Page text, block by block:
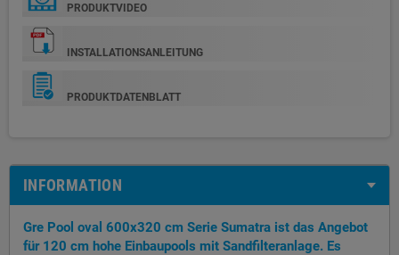
PRODUKTVIDEO
INSTALLATIONSANLEITUNG
PRODUKTDATENBLATT
INFORMATION
Gre Pool oval 600x320 cm Serie Sumatra ist das Angebot
für 120 cm hohe Einbaupools mit Sandfilteranlage. Es